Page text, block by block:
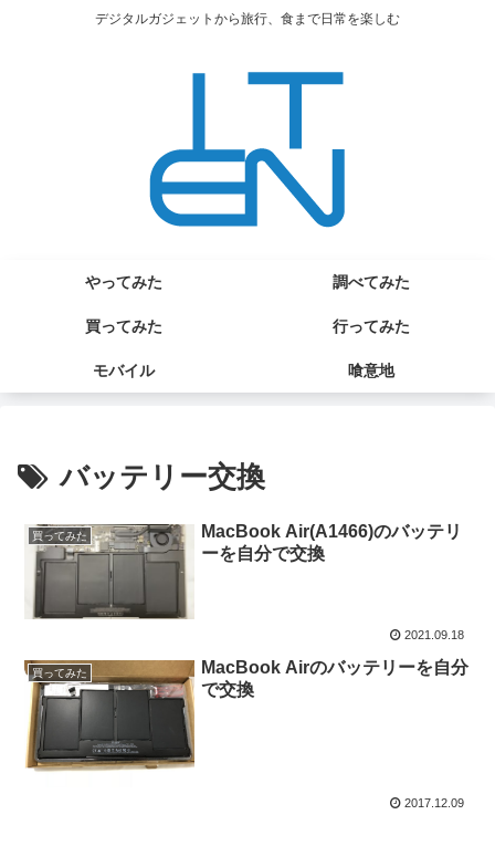
デジタルガジェットから旅行、食まで日常を楽しむ
やってみた 調べてみた
買ってみた 行ってみた
モバイル 喰意地
バッテリー交換
買ってみた
MacBook Air(A1466)のバッテリ
ーを自分で交換
2021.09.18
買ってみた
MacBook Airのバッテリーを自分
で交換
2017.12.09